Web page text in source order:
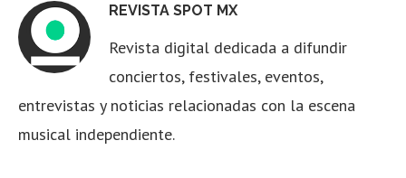
REVISTA SPOT MX
Revista digital dedicada a difundir
conciertos, festivales, eventos,
entrevistas y noticias relacionadas con la escena
musical independiente.